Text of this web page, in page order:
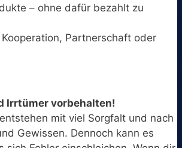
– ohne dafür bezahlt zu
Partnerschaft oder
Irrtümer vorbehalten!
mit viel Sorgfalt und nach
Gewissen. Dennoch kann es